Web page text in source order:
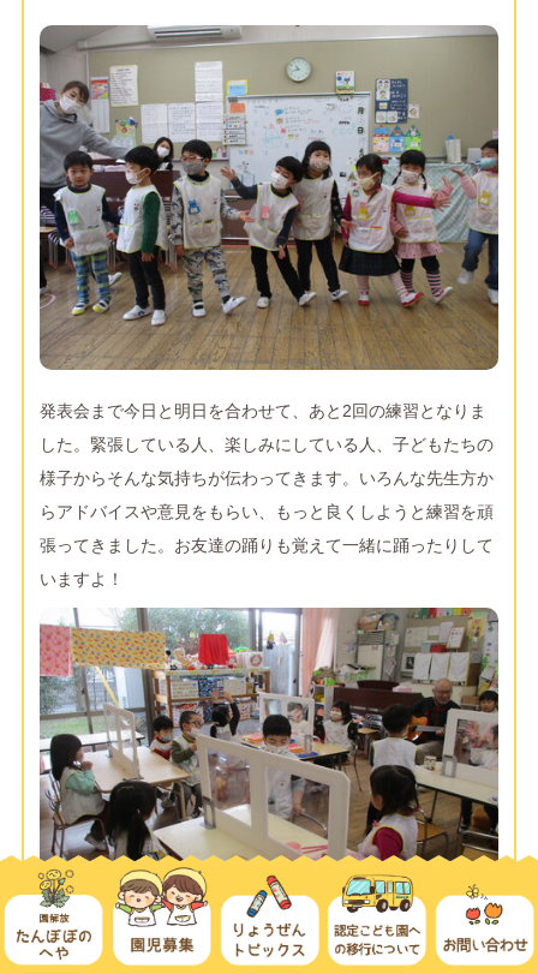
発表会まで今日と明日を合わせて、あと2回の練習となりま
した。緊張している人、楽しみにしている人、子どもたちの
様子からそんな気持ちが伝わってきます。いろんな先生方か
らアドバイスや意見をもらい、もっと良くしようと練習を頑
張ってきました。お友達の踊りも覚えて一緒に踊ったりして
いますよ！